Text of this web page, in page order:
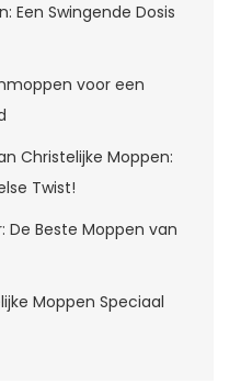
Een Swingende Dosis
voor een
Christelijke Moppen:
Twist!
De Beste Moppen van
Moppen Speciaal